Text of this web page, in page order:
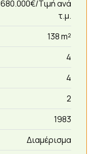
680.000€/Τιμή ανά
τ.μ.
138 m²
4
4
2
1983
Διαμέρισμα